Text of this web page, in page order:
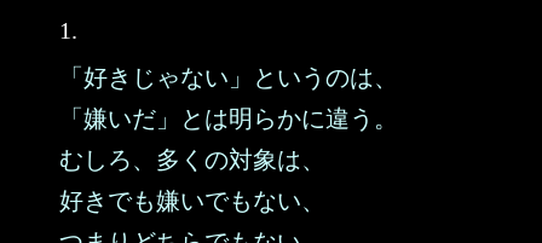
1.
「好きじゃない」というのは、
「嫌いだ」とは明らかに違う。
むしろ、多くの対象は、
好きでも嫌いでもない、